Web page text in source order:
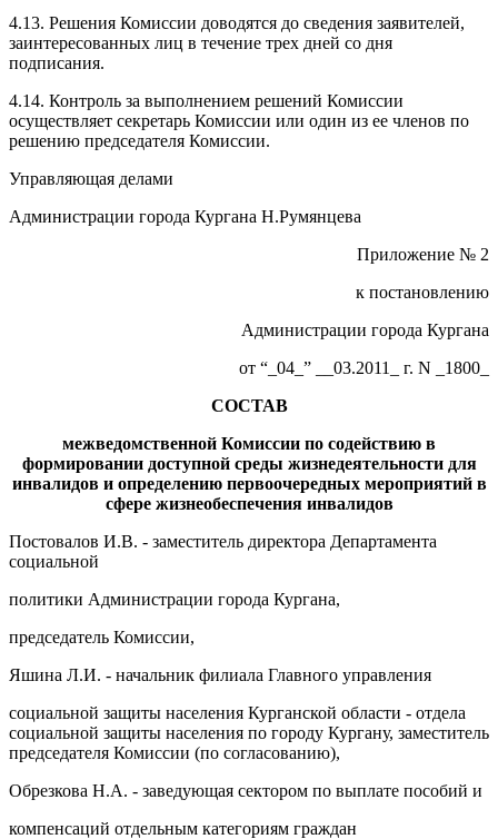
4.13. Решения Комиссии доводятся до сведения заявителей,
заинтересованных лиц в течение трех дней со дня
подписания.
4.14. Контроль за выполнением решений Комиссии
осуществляет секретарь Комиссии или один из ее членов по
решению председателя Комиссии.
Управляющая делами
Администрации города Кургана Н.Румянцева
Приложение № 2
к постановлению
Администрации города Кургана
от “_04_” __03.2011_ г. N _1800_
СОСТАВ
межведомственной Комиссии по содействию в
формировании доступной среды жизнедеятельности для
инвалидов и определению первоочередных мероприятий в
сфере жизнеобеспечения инвалидов
Постовалов И.В. - заместитель директора Департамента
социальной
политики Администрации города Кургана,
председатель Комиссии,
Яшина Л.И. - начальник филиала Главного управления
социальной защиты населения Курганской области - отдела
социальной защиты населения по городу Кургану, заместитель
председателя Комиссии (по согласованию),
Обрезкова Н.А. - заведующая сектором по выплате пособий и
компенсаций отдельным категориям граждан